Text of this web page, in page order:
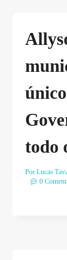
todo
Por Lucas
0